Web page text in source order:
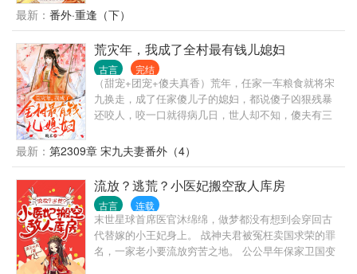
胎记竟然跟她一起穿越，变成了随身灵泉空间！ 被弃
六年后，华丽变身的温锦带着萌宝走出冷院，手撕白
莲，痛扁绿茶。 撩什么男人？独美做个富婆它不香
吗？ 温锦带着萌娃，治病救人赚银子。 医治瘸腿大
哥，鼓励哥哥做大官。 没有金大腿，靠着金手指咱也
能成为人生赢家！ 唉，不对，这个又帅又撩的王爷怎
么老纠缠她？说好的冷清疏离，两看相厌呢？
最新： 番外·重逢（下）
荒灾年，我成了全村最有钱儿媳妇
古言 完结
（甜宠+团宠+傻夫真香）荒年，任家一车粮食就将宋
九换走，成了任家傻儿子的媳妇，都说傻子凶狠残暴
还咬人，咬一口就得病几日，世人却不知，傻夫有三
嫁到任家就成了团宠，好事一桩连一桩，任家生活也
越过越好。 只是她这个傻夫身份却变得不简单，亲生
父母来相认，爹不疼娘不爱？没关系，宋九护短疼丈
夫。斗极品虐渣渣，带着傻夫发家致富，谁也别想欺
负他。 宋九：“荣长只有我能欺负。” 任荣长：“只有媳
妇能欺负我，其他人都不准欺负我媳妇。”
最新： 第2309章 宋九夫妻番外（4）
流放？逃荒？小医妃搬空敌人库房
古言 连载
末世星球首席医官沐绵绵，做梦都没有想到会穿回古
代替嫁的小王妃身上。 战神夫君被冤枉卖国求荣的罪
名，一家老小要流放穷苦之地。 公公早年保家卫国变